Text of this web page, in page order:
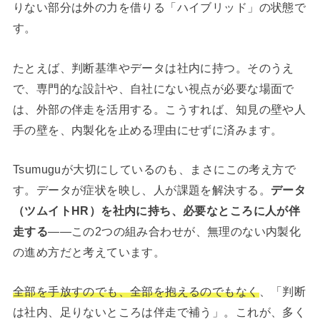
りない部分は外の力を借りる「ハイブリッド」の状態で
す。
たとえば、判断基準やデータは社内に持つ。そのうえ
で、専門的な設計や、自社にない視点が必要な場面で
は、外部の伴走を活用する。こうすれば、知見の壁や人
手の壁を、内製化を止める理由にせずに済みます。
Tsumuguが大切にしているのも、まさにこの考え方で
す。データが症状を映し、人が課題を解決する。 データ
（ツムイトHR）を社内に持ち、必要なところに人が伴
走する——この2つの組み合わせが、無理のない内製化
の進め方だと考えています。
全部を手放すのでも、全部を抱えるのでもなく、「判断
は社内、足りないところは伴走で補う」。これが、多く